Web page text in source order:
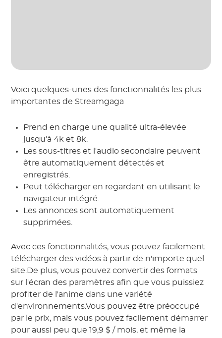
Voici quelques-unes des fonctionnalités les plus
importantes de Streamgaga
Prend en charge une qualité ultra-élevée
jusqu'à 4k et 8k.
Les sous-titres et l'audio secondaire peuvent
être automatiquement détectés et
enregistrés.
Peut télécharger en regardant en utilisant le
navigateur intégré.
Les annonces sont automatiquement
supprimées.
Avec ces fonctionnalités, vous pouvez facilement
télécharger des vidéos à partir de n'importe quel
site.De plus, vous pouvez convertir des formats
sur l'écran des paramètres afin que vous puissiez
profiter de l'anime dans une variété
d'environnements.Vous pouvez être préoccupé
par le prix, mais vous pouvez facilement démarrer
pour aussi peu que 19,9 $ / mois, et même la